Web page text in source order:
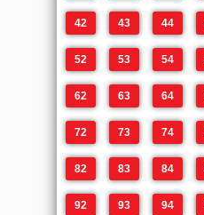
42 43 44
52 53 54
62 63 64
72 73 74
82 83 84
92 93 94